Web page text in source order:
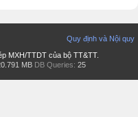
Quy định và Nội quy
MXH/TTDT của bộ TT&TT.
MB DB Queries: 25